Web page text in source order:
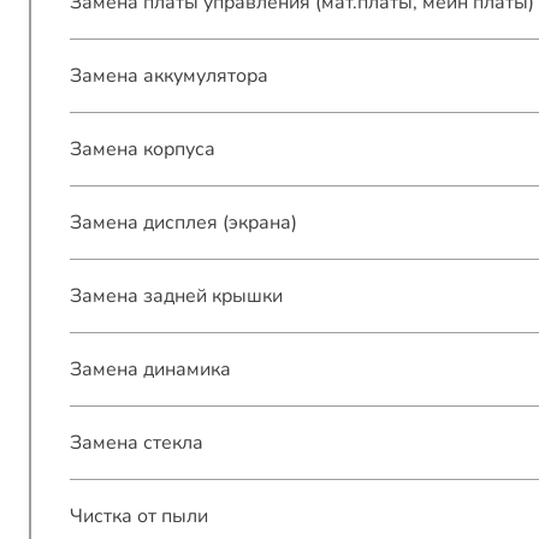
Замена аккумулятора
Замена корпуса
Замена дисплея (экрана)
Замена задней крышки
Замена динамика
Замена стекла
Чистка от пыли